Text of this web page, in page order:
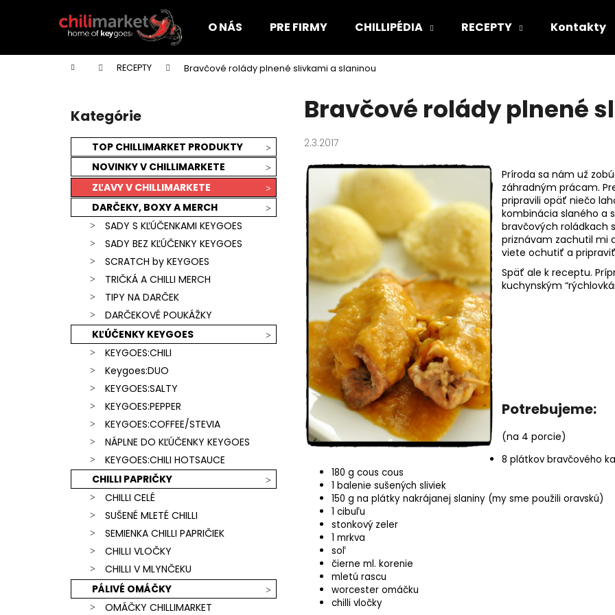
O NÁS PRE FIRMY CHILLIPÉDIA RECEPTY Kontakty
Domov RECEPTY Bravčové rolády plnené slivkami a slaninou
Preskočiť
kategórie
Kategórie
TOP CHILLIMARKET PRODUKTY
NOVINKY V CHILLIMARKETE
ZĽAVY V CHILLIMARKETE
DARČEKY, BOXY A MERCH
SADY S KĽÚČENKAMI KEYGOES
SADY BEZ KĽÚČENKY KEYGOES
SCRATCH by KEYGOES
TRIČKÁ A CHILLI MERCH
TIPY NA DARČEK
DARČEKOVÉ POUKÁŽKY
KĽÚČENKY KEYGOES
KEYGOES:CHILI
Keygoes:DUO
KEYGOES:SALTY
KEYGOES:PEPPER
KEYGOES:COFFEE/STEVIA
NÁPLNE DO KĽÚČENKY KEYGOES
KEYGOES:CHILI HOTSAUCE
CHILLI PAPRIČKY
CHILLI CELÉ
SUŠENÉ MLETÉ CHILLI
SEMIENKA CHILLI PAPRIČIEK
CHILLI VLOČKY
CHILLI V MLYNČEKU
PÁLIVÉ OMÁČKY
OMÁČKY CHILLIMARKET
Bravčové rolády plnené
2.3.2017
Príroda sa nám už
záhradným prácam.
pripravili opäť niečo
kombinácia slaného a
bravčových roládkach
priznávam zachutil mi
viete ochutiť a
Späť ale k receptu.
kuchynským
Potrebujeme:
(na 4 porcie)
8 plátkov bravčového
180 g cous cous
1 balenie sušených sliviek
150 g na plátky nakrájanej slaniny (my sme použili oravskú)
1 cibuľu
stonkový zeler
1 mrkva
soľ
čierne ml. korenie
mletú rascu
worcester omáčku
chilli vločky
í
Späť
do
Späť
do
Čo potrebujete nájsť?
HĽADAŤ
Odporúčame
KEYGOES:CHILI ULTRA PÁLIVÉ (MORUGA
SCORPION & CAROLINA REAPER)
€15,90
BEST OF BOX
€39
Pôvodne:€48
PÁRTY PACK